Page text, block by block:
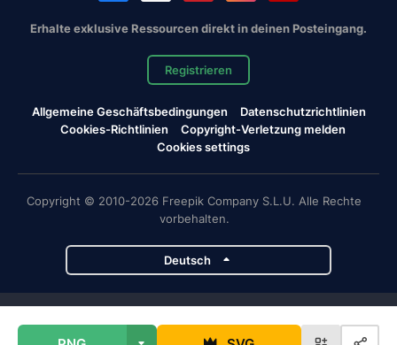
Erhalte exklusive Ressourcen direkt in deinen Posteingang.
Registrieren
Allgemeine Geschäftsbedingungen
Datenschutzrichtlinien
Cookies-Richtlinien
Copyright-Verletzung melden
Cookies settings
Copyright © 2010-2026 Freepik Company S.L.U. Alle Rechte
vorbehalten.
Deutsch